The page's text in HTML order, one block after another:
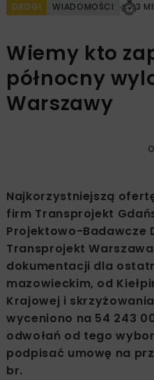
DROGI WIADOMOŚCI 3
Wiemy kto
północny
Warszawy
Najkorzystniejszą
firm Transprojekt
Projektowo-Badawcze
Transprojekt
dokumentacji dla
mazowieckim, od
Krajowej i
wyceniono na 54 243
odwołań od tego
podpisać umowę na
br.